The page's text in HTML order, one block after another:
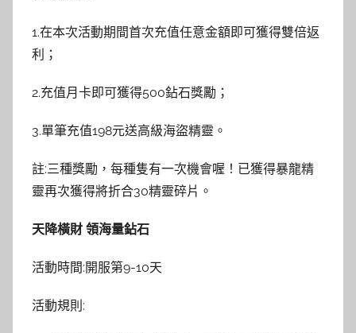
1.在本次活動期間首次充值任意金額即可獲得雙倍返
利；
2.充值月卡即可獲得500鉆石獎勵；
3.單筆充值198元送高級海盜精靈。
註:三種獎勵，每種隻有一次機會喔！已獲得暴龍精
靈再次獲得將折合30精靈碎片。
天降橫財 領海量鉆石
活動時間:開服第9-10天
活動規則: